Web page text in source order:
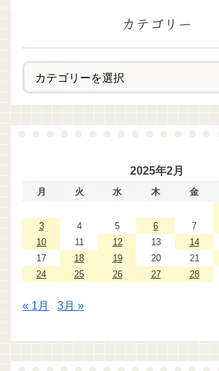
カテゴリー
2025年2月
月 火 水 木 金
3
4 5 6 7
10
11 12 13 14
17
18 19 20 21
24
25 26 27 28
« 1月 3月 »